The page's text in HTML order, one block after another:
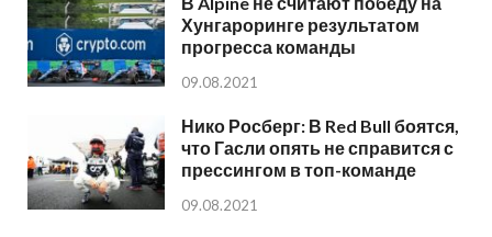
Хунгароринге результатом
прогресса команды
09.08.2021
Нико Росберг: В Red Bull боятся,
что Гасли опять не справится с
прессингом в топ-команде
09.08.2021